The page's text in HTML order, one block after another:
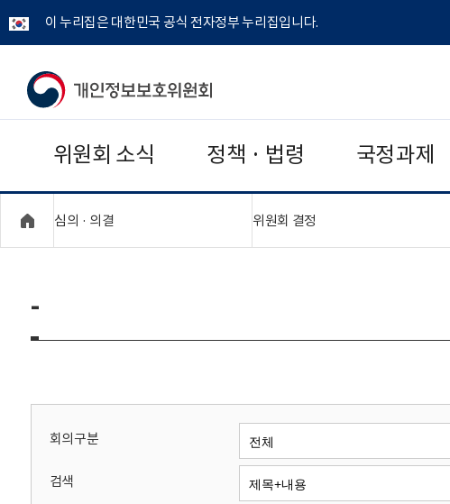
이 누리집은 대한민국 공식 전자정부 누리집입니다.
개
보
보
위
회
위원회 소식 정책 · 법령 국정과제
심의 · 의결 위원회 결정
-
회의구분
검색